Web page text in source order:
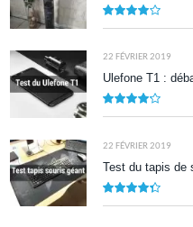
22 FÉVRIER 2019
Ulefone T1 :
22 FÉVRIER 2019
Test du tapis de